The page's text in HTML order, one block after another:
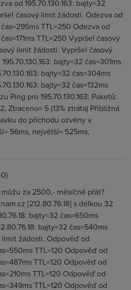
od 195.70.130.163: bajty=32
časový limit žádosti. Odezva od
TTL=250 Odezva od
TTL=250 Vypršel časový
limit žádosti. Vypršel časový
bajty=32 čas=301ms
bajty=32 čas=304ms
bajty=32 čas=132ms
Ping pro 195.70.130.163: Paketů:
Ztraceno= 5 (13% ztráta) Přibližná
do příchodu ozvěny v
56ms, největší= 525ms,
za 2500,- měsíčně přát?
[212.80.76.18] s délkou 32
bajty=32 čas=650ms
bajty=32 čas=540ms
limit žádosti. Odpověď od
TTL=120 Odpověď od
TTL=120 Odpověď od
TTL=120 Odpověď od
TTL=120 Odpověď od